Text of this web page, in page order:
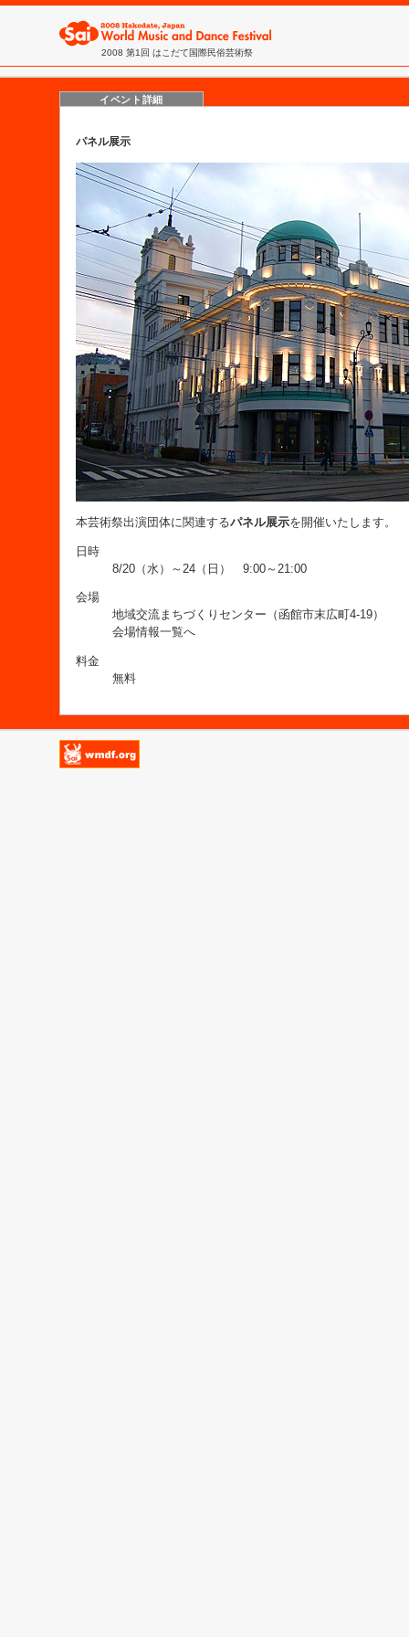
2008 第1回 はこだて国際民俗芸術祭
イベント詳細
パネル展示
本芸術祭出演団体に関連するパネル展示を開催いたします。
日時
8/20（水）～24（日） 9:00～21:00
会場
地域交流まちづくりセンター（函館市末広町4-19）
会場情報一覧へ
料金
無料